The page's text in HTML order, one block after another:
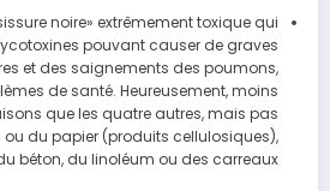
noire» extrêmement toxique qui
pouvant causer de graves
et des saignements des poumons,
de santé. Heureusement, moins
que les quatre autres, mais pas
ou du papier (produits cellulosiques),
béton, du linoléum ou des carreaux.